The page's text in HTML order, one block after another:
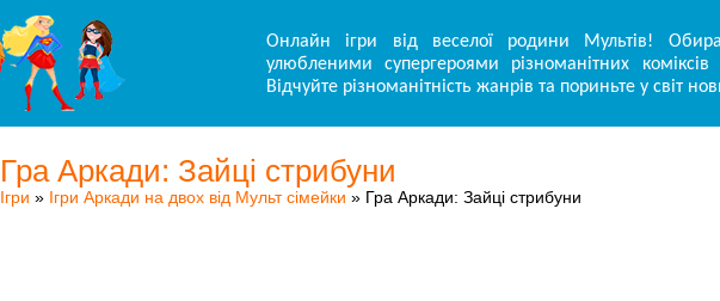
Онлайн ігри від веселої родини Мультів!
улюбленими супергероями різноманітних коміксів
Відчуйте різноманітність жанрів та пориньте у світ
Гра Аркади: Зайці стрибуни
Ігри » Ігри Аркади на двох від Мульт сімейки » Гра Аркади: Зайці стрибуни